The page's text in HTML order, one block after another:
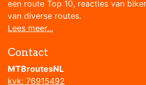
een route Top 10, reacties van
van diverse routes.
Lees meer...
Contact
MTBroutesNL
kvk: 76915492